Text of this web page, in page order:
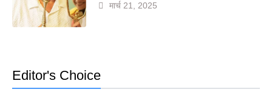
मार्च 21, 2025
Editor's Choice